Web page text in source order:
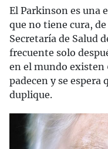
El Parkinson es una
que no tiene cura,
Secretaría de Salud
frecuente solo
en el mundo existen
padecen y se espera
duplique.